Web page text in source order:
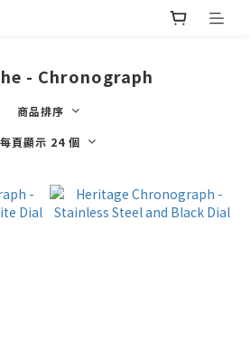
- Chronograph
商品排序
每頁顯示 24 個